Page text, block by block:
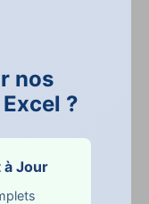
nos
?
à Jour